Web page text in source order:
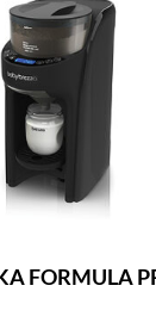
FORMULA